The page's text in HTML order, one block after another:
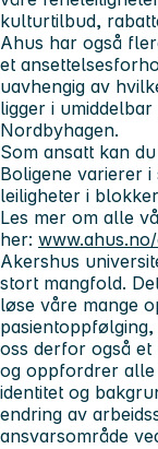
kulturtilbud,
Ahus har også
et
uavhengig av
ligger i
Nordbyhagen.
Som ansatt kan
Boligene varierer
leiligheter i
Les mer om alle
her:
Akershus
stort mangfold.
løse våre mange
oss derfor også et
og oppfordrer alle
identitet og
endring av
ansvarsområde